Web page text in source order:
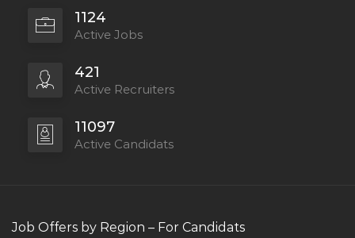
1124
Active Jobs
421
Active Recruiters
11097
Active Candidats
Job Offers by Region – For Candidats